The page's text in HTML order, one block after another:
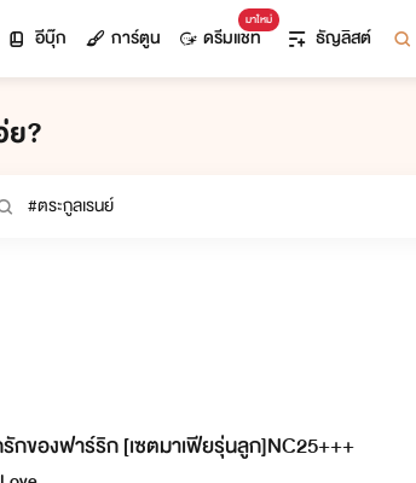
อีบุ๊ก การ์ตูน
มาใหม่
ดรีมแชท ธัญลิสต์
ย?
กของฟาร์ริก [เซตมาเฟียรุ่นลูก]NC25+++